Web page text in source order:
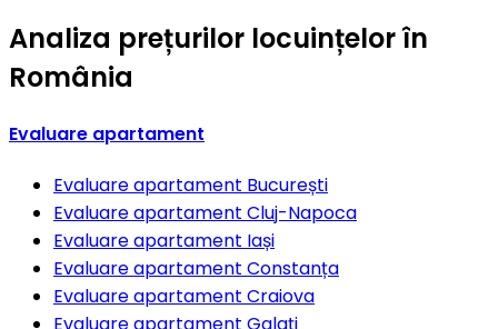
Analiza prețurilor locuințelor în
România
Evaluare apartament
Evaluare apartament București
Evaluare apartament Cluj-Napoca
Evaluare apartament Iași
Evaluare apartament Constanța
Evaluare apartament Craiova